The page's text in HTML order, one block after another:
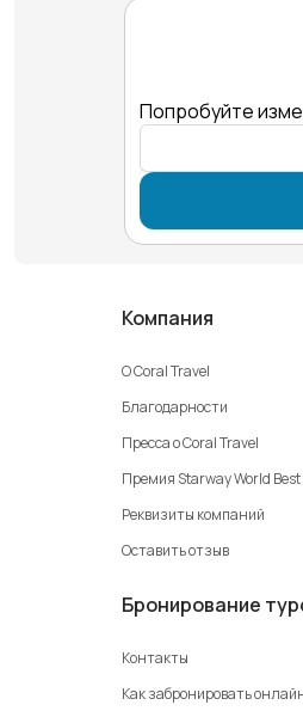
Попробуйте
Компания
О Coral Travel
Благодарности
Пресса о Coral Travel
Премия Starway World
Реквизиты компаний
Оставить отзыв
Бронирование
Контакты
Как забронировать